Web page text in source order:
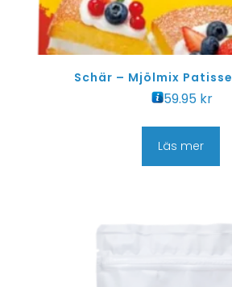
Schär – Mjölmix
59.95 kr
Läs mer